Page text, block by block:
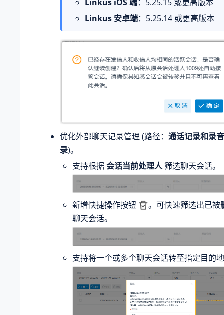
Linkus 安卓端： 5.25.14或更高版本
优化外部聊天记录管理 (路径： 通话记录和录音
录)。
支持根据会话当前处理人筛选聊天会话。
新增快捷操作按钮
。可快速筛选出已被
聊天会话。
支持将一个或多个聊天会话转至指定目的